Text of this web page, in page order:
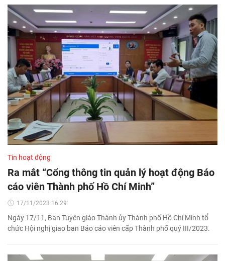
Tin hoạt động
Ra mắt “Cổng thông tin quản lý hoạt động Báo
cáo viên Thành phố Hồ Chí Minh”
17/11/2023 16:29'
Ngày 17/11, Ban Tuyên giáo Thành ủy Thành phố Hồ Chí Minh tổ
chức Hội nghị giao ban Báo cáo viên cấp Thành phố quý III/2023.